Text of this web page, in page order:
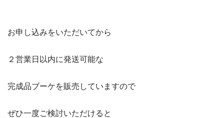
お申し込みをいただいてから
２営業日以内に発送可能な
完成品ブーケを販売していますので
ぜひ一度ご検討いただけると